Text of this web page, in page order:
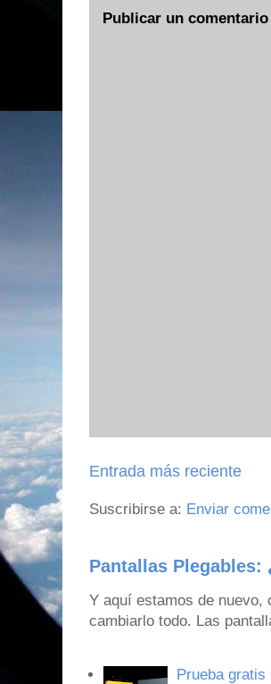
Publicar un comentario
Entrada más reciente
Suscribirse a: Enviar
Pantallas Plegables:
Y aquí estamos de nuevo,
cambiarlo todo. Las
Prueba gratis